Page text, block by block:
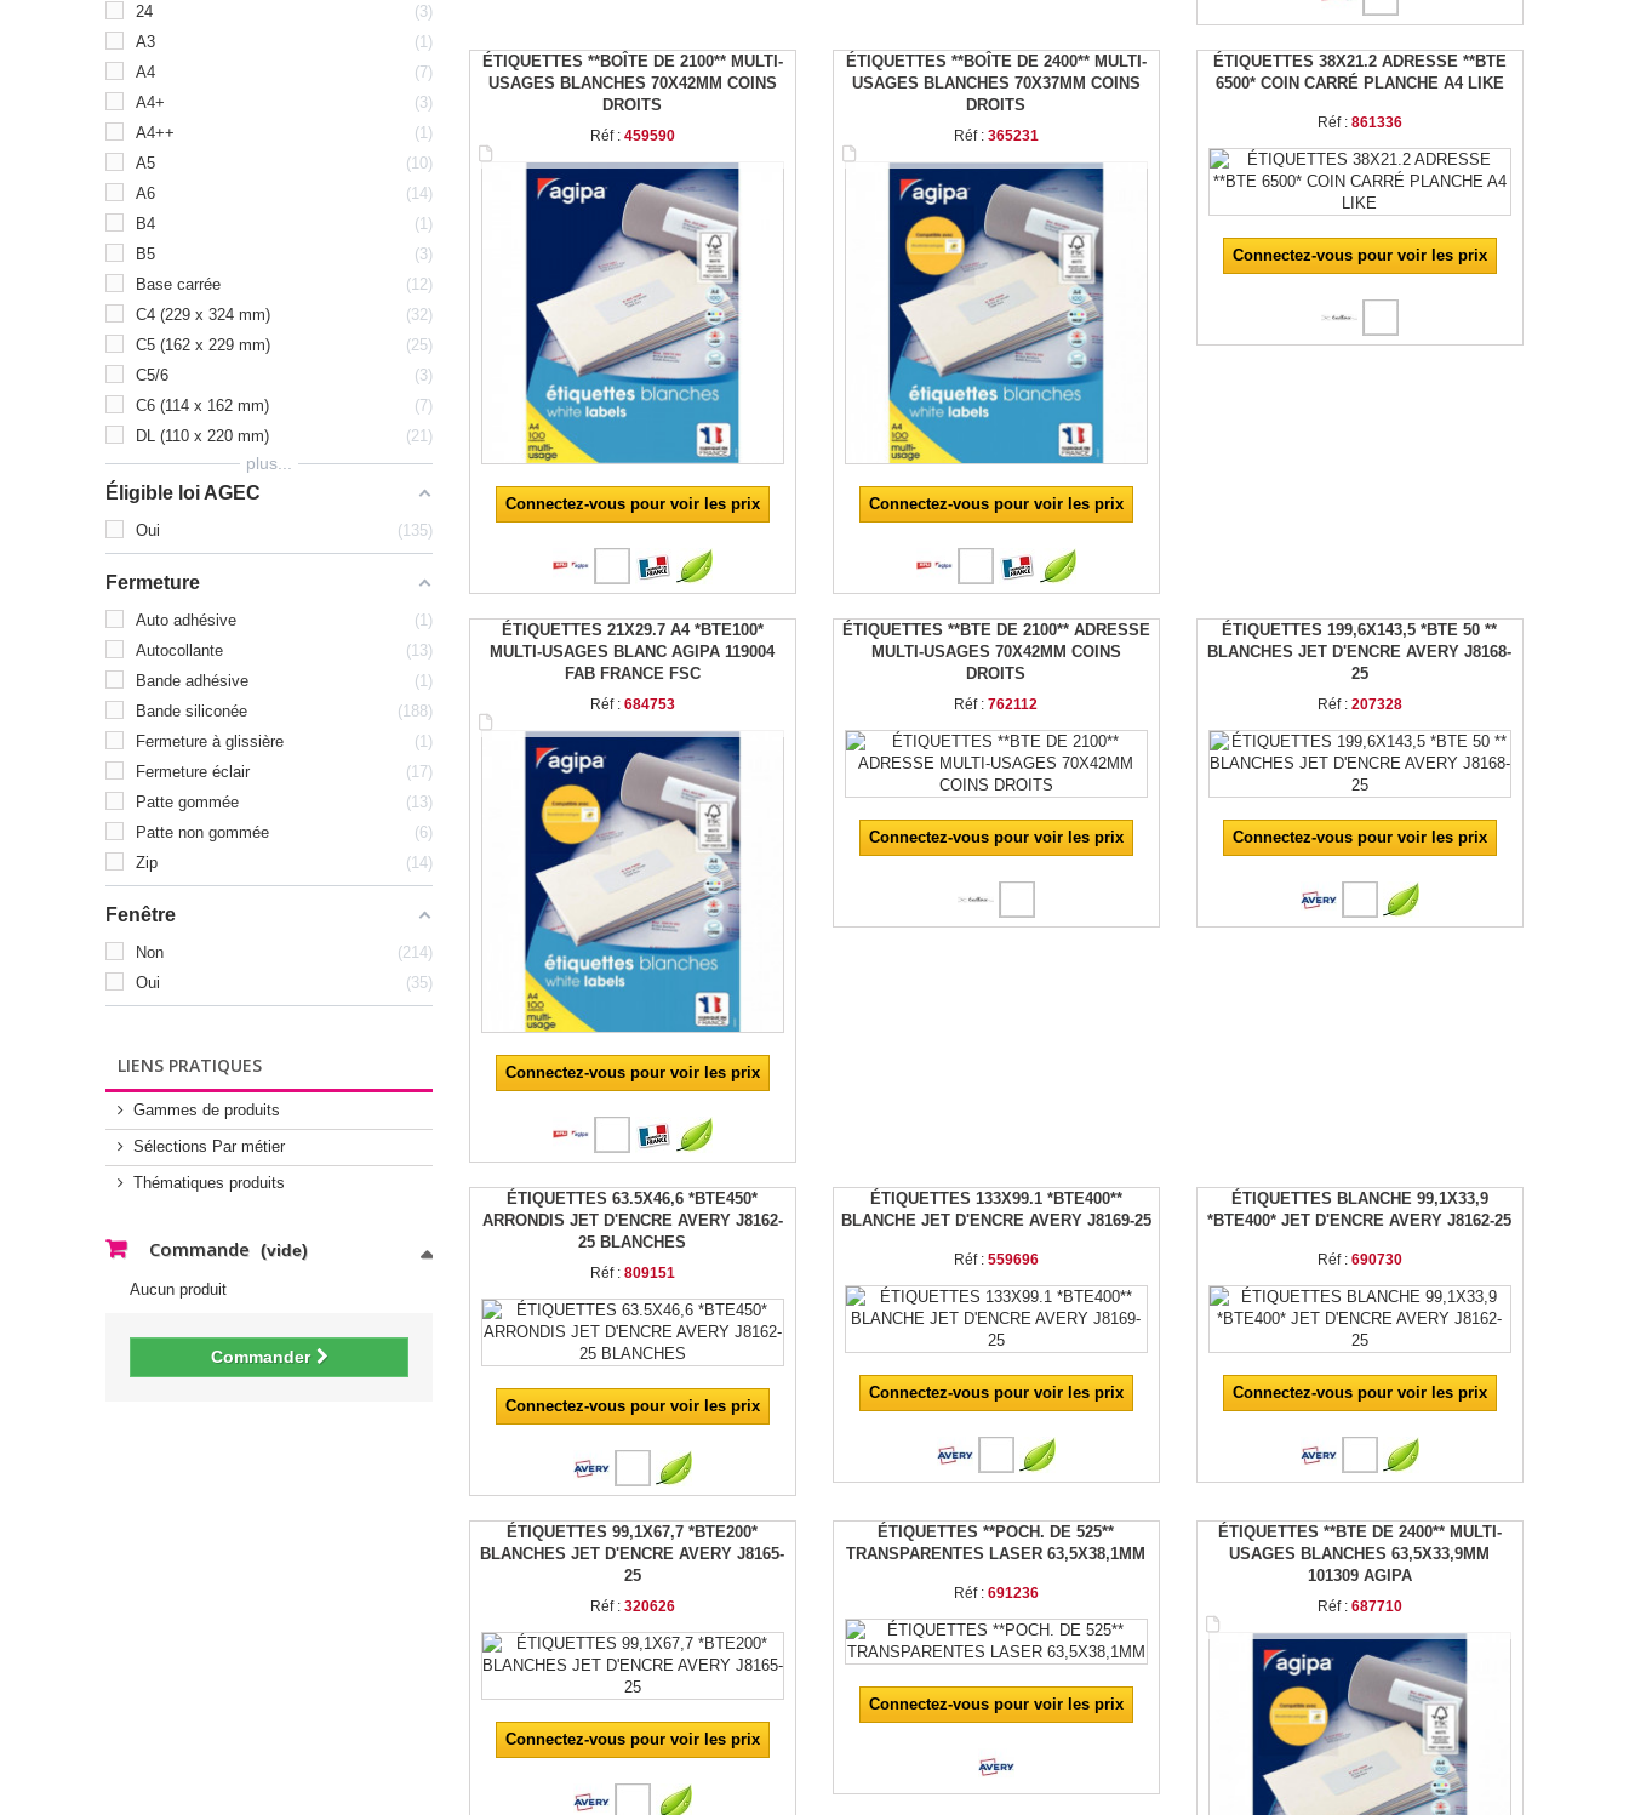
24
3
A3
1
A4
7
A4+
3
A4++
1
A5
10
A6
14
B4
1
B5
3
Base carrée
12
C4 (229 x 324 mm)
32
C5 (162 x 229 mm)
25
C5/6
3
C6 (114 x 162 mm)
7
DL (110 x 220 mm)
21
plus...
Éligible loi AGEC
Oui 135
Fermeture
Auto adhésive
1
Autocollante
13
Bande adhésive
1
Bande siliconée
188
Fermeture à glissière
1
Fermeture éclair
17
Patte gommée
13
Patte non gommée
6
Zip
14
Fenêtre
Non
214
Oui
35
LIENS PRATIQUES
Gammes de produits
Sélections Par métier
Thématiques produits
Commande (vide)
Aucun produit
Commander
ÉTIQUETTES **BOÎTE DE 2100** MULTI-
USAGES BLANCHES 70X42MM COINS
DROITS
Réf : 459590
Connectez-vous pour voir les prix
ÉTIQUETTES **BOÎTE DE 2400** MULTI-
USAGES BLANCHES 70X37MM COINS
DROITS
Réf : 365231
Connectez-vous pour voir les prix
ÉTIQUETTES 38X21.2 ADRESSE **BTE
6500* COIN CARRÉ PLANCHE A4 LIKE
Réf : 861336
Connectez-vous pour voir les prix
ÉTIQUETTES 21X29.7 A4 *BTE100*
MULTI-USAGES BLANC AGIPA 119004
FAB FRANCE FSC
Réf : 684753
Connectez-vous pour voir les prix
ÉTIQUETTES **BTE DE 2100** ADRESSE
MULTI-USAGES 70X42MM COINS
DROITS
Réf :762112
Connectez-vous pour voir les prix
ÉTIQUETTES 199,6X143,5 *BTE 50 **
BLANCHES JET D'ENCRE AVERY J8168-
25
Réf : 207328
Connectez-vous pour voir les prix
ÉTIQUETTES 63.5X46,6 *BTE450*
ARRONDIS JET D'ENCRE AVERY J8162-
25 BLANCHES
Réf : 809151
Connectez-vous pour voir les prix
ÉTIQUETTES 133X99.1 *BTE400**
BLANCHE JET D'ENCRE AVERY J8169-25
Réf : 559696
Connectez-vous pour voir les prix
ÉTIQUETTES BLANCHE 99,1X33,9
*BTE400* JET D'ENCRE AVERY J8162-25
Réf : 690730
Connectez-vous pour voir les prix
ÉTIQUETTES 99,1X67,7 *BTE200*
BLANCHES JET D'ENCRE AVERY J8165-
25
Réf : 320626
Connectez-vous pour voir les prix
ÉTIQUETTES **POCH. DE 525**
TRANSPARENTES LASER 63,5X38,1MM
Réf : 691236
Connectez-vous pour voir les prix
ÉTIQUETTES **BTE DE 2400** MULTI-
USAGES BLANCHES 63,5X33,9MM
101309 AGIPA
Réf : 687710